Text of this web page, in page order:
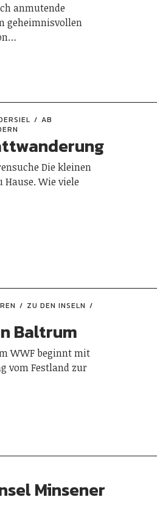
anmutende
geheimnisvollen
AB
Die kleinen
Wie viele
ZU DEN INSELN
Baltrum
WWF beginnt mit
vom Festland zur
Minsener